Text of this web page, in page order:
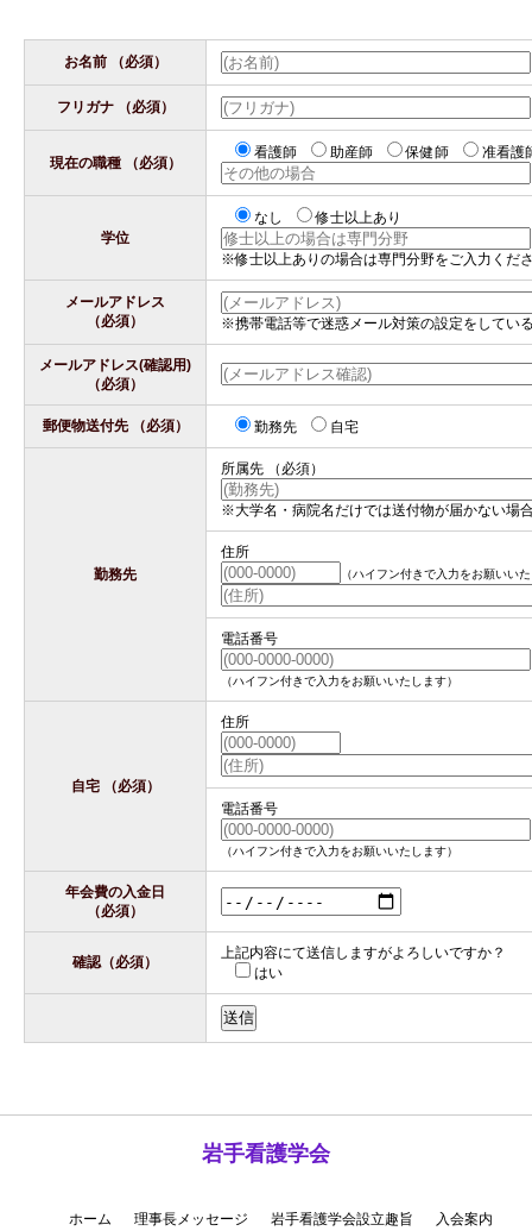
お名前 （必須）
フリガナ （必須）
現在の職種 （必須）
看護師 助産師 保健師 准看護
学位
なし 修士以上あり
※修士以上ありの場合は専門分野をご入力くだ
メールアドレス
（必須）
※携帯電話等で迷惑メール対策の設定をしてい
メールアドレス(確認用)
（必須）
郵便物送付先 （必須） 勤務先 自宅
勤務先
所属先 （必須）
※大学名・病院名だけでは送付物が届かない場
住所
（ハイフン付きで入力をお願いい
電話番号
（ハイフン付きで入力をお願いいたします）
自宅 （必須）
住所
電話番号
（ハイフン付きで入力をお願いいたします）
年会費の入金日
（必須）
確認（必須）
上記内容にて送信しますがよろしいですか？
はい
岩手看護学会
ホーム 理事長メッセージ 岩手看護学会設立趣旨 入会案内